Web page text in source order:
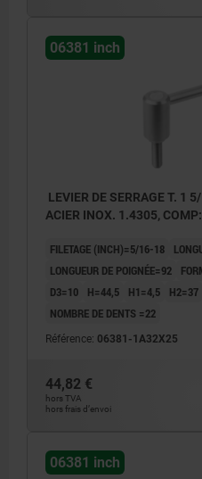
06381 inch
LEVIER DE SERRAGE T. 1
ACIER INOX. 1.4305,
FILETAGE (INCH)=5/16-18
LONGUEUR DE POIGNÉE=92
D3=10
H=44,5 H1=4,5 H2=37
NOMBRE DE DENTS =22
Référence: 06381-1A32X25
44,82 €
hors TVA
hors frais d’envoi
06381 inch